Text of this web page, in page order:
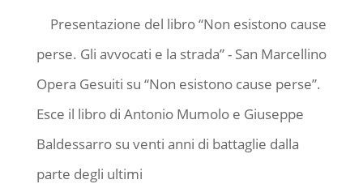
Presentazione del libro “Non esistono cause
perse. Gli avvocati e la strada” - San Marcellino
Opera Gesuiti su “Non esistono cause perse”.
Esce il libro di Antonio Mumolo e Giuseppe
Baldessarro su venti anni di battaglie dalla
parte degli ultimi